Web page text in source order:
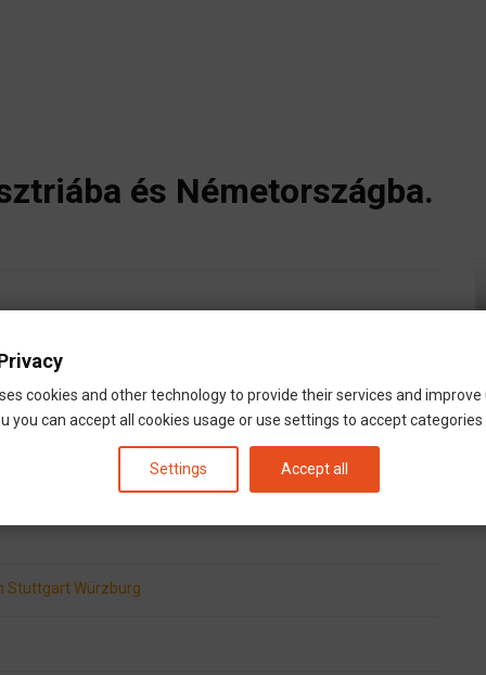
és Németországba.
StuttgartWürzburg
cookies and other technology to provide their services and improve
you can accept all cookies usage or use settings to accept categories
Settings Accept all